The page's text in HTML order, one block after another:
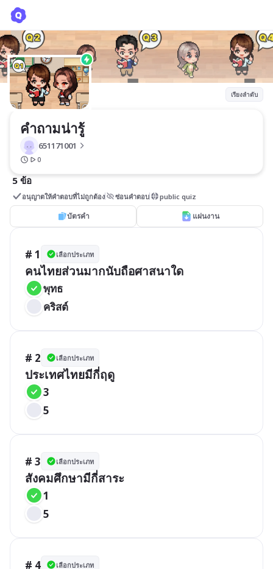
เรียงลำดับ
คำถามน่ารู้
651171001
0
5 ข้อ
อนุญาตให้คำตอบที่ไม่ถูกต้อง ซ่อนคำตอบ public quiz
บัตรคำ แผ่นงาน
# 1 เลือกประเภท
คนไทยส่วนมากนับถือศาสนาใด
พุทธ
คริสต์
# 2 เลือกประเภท
ประเทศไทยมีกี่ฤดู
3
5
# 3 เลือกประเภท
สังคมศึกษามีกี่สาระ
1
5
# 4 เลือกประเภท